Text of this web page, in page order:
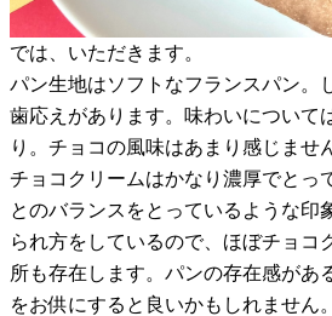
では、いただきます。
パン生地はソフトなフランスパン。
歯応えがあります。味わいについて
り。チョコの風味はあまり感じませ
チョコクリームはかなり濃厚でとっ
とのバランスをとっているような印
られ方をしているので、ほぼチョコ
所も存在します。パンの存在感があ
をお供にすると良いかもしれません。